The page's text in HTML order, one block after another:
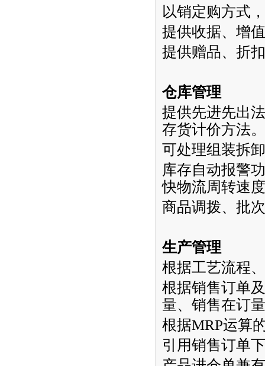
以销定购方式
提供收据、增
提供赠品、折
仓库管理
提供先进先出
存货计价方法。
可处理组装拆
库存自动报警
快物流周转速
商品调拨、批
生产管理
根据工艺流程
根据销售订单
量、销售在订
根据MRP运算
引用销售订单